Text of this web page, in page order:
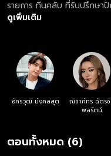
รายการ ทีนคลับ ที่รับปรึกษ
ชาตะ) พิธีกรสุดหล่อขวัญใจช
บุคลิกอันกระโดกกระเดกทำ
เสมอ มีแต่ ต้าร์ (อัครวุฒิ มั
ความเพ้อเจ้อและให้คำปรึก
อีกอย่างในห้องพักที่คอยเก็บ
โชว์เสื้อและคิดเอาเองว่าเ
เธอในยามว้าเหว่ไม่มีใครแล
และดูแลไม่ให้ห่างไปตลอดชี
ประสาสาวช่างฝัน
ดูเพิ่มเติม
อัครวุฒิ มังคลสุต
ณิชาภัทร ฉัตร
พลรัตน์
ตอนทั้งหมด (6)